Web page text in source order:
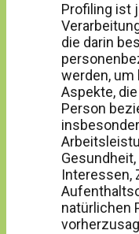
Profiling ist
die darin
werden,
Aspekte,
Person
Interessen,
natürlichen